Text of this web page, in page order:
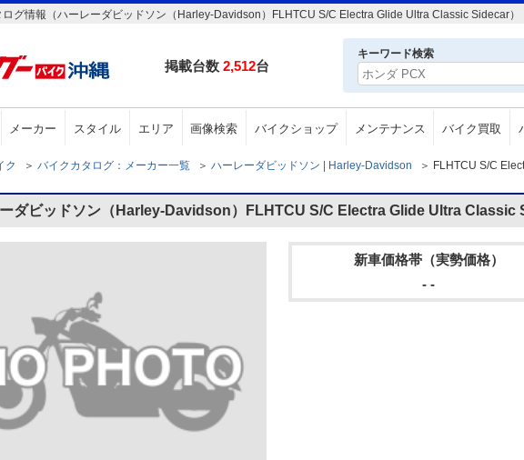
グ情報（ハーレーダビッドソン（Harley-Davidson）FLHTCU S/C Electra Glide Ultra Classic Sidecar）
掲載台数 2,512台
キーワード検索
メーカー スタイル エリア 画像検索 バイクショップ メンテナンス バイク買取
ク ＞ バイクカタログ：メーカー一覧 ＞ ハーレーダビッドソン | Harley-Davidson ＞ FLHTCU S/C
ダビッドソン（Harley-Davidson）FLHTCU S/C Electra Glide Ultra Classic
新車価格帯（実勢価格）
- -